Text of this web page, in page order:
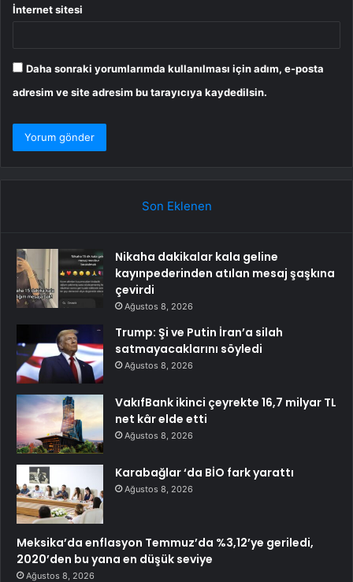
İnternet sitesi
Daha sonraki yorumlarımda kullanılması için adım, e-posta
adresim ve site adresim bu tarayıcıya kaydedilsin.
Son Eklenen
Nikaha dakikalar kala geline
kayınpederinden atılan mesaj şaşkına
çevirdi
Ağustos 8, 2026
Trump: Şi ve Putin İran’a silah
satmayacaklarını söyledi
Ağustos 8, 2026
VakıfBank ikinci çeyrekte 16,7 milyar TL
net kâr elde etti
Ağustos 8, 2026
Karabağlar ‘da BİO fark yarattı
Ağustos 8, 2026
Meksika’da enflasyon Temmuz’da %3,12’ye geriledi,
2020’den bu yana en düşük seviye
Ağustos 8, 2026